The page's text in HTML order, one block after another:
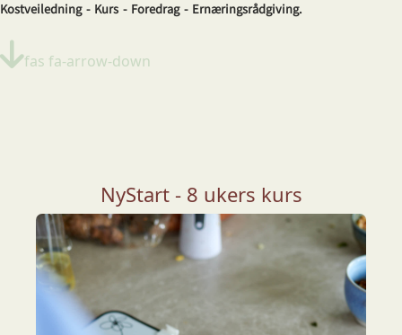
Kostveiledning - Kurs - Foredrag - Ernæringsrådgiving.
fas fa-arrow-down
NyStart - 8 ukers kurs